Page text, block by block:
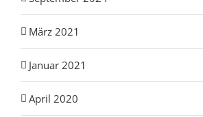
März 2021
Januar 2021
April 2020